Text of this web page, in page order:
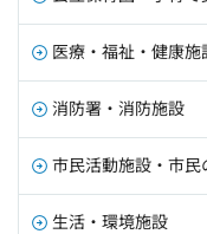
医療・福祉・健康施
消防署・消防施設
市民活動施設・市民
生活・環境施設